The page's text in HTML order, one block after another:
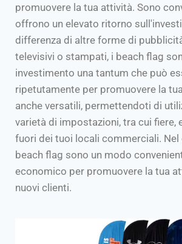
promuovere la tua attività. Sono
offrono un elevato ritorno
differenza di altre forme di
televisivi o stampati, i beach flag
investimento una tantum che può
ripetutamente per promuovere la
anche versatili, permettendoti di
varietà di impostazioni, tra cui fiere,
fuori dei tuoi locali commerciali. Nel
beach flag sono un modo
economico per promuovere la tua
nuovi clienti.